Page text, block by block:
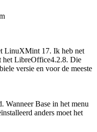
LinuXMint 17. Ik heb net
het LibreOffice4.2.8. Die
versie en voor de meeste
Wanneer Base in het menu
anders moet het